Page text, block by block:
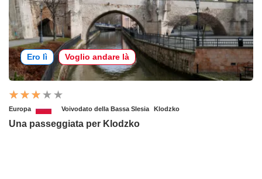
Ero lì Voglio andare là
Europa Voivodato della Bassa Slesia Klodzko
Una passeggiata per Klodzko